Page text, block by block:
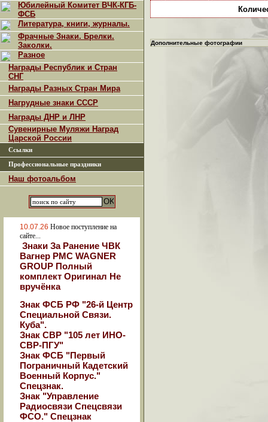
Юбилейный Комитет ВЧК-КГБ-
ФСБ
Литература, книги, журналы.
Фрачные Знаки. Брелки.
Заколки.
Разное
Награды Республик и Стран
СНГ
Награды Разных Стран Мира
Нагрудные знаки СССР
Награды ДНР и ЛНР
Сувенирные Муляжи Наград
Царской России
Ссылки
Профессиональные праздники
Наш фотоальбом
10.07.26 Новое поступление на
сайте...
Знаки За Ранение ЧВК
Вагнер РМС WAGNER
GROUP Полный
комплект Оригинал Не
вручёнка
Знак ФСБ РФ "26-й Центр
Специальной Связи.
Куба".
Знак СВР "105 лет ИНО-
СВР-ПГУ"
Знак ФСБ "Первый
Пограничный Кадетский
Военный Корпус."
Спецзнак.
Знак "Управление
Радиосвязи Спецсвязи
ФСО." Спецзнак
Дополнительные фотографии